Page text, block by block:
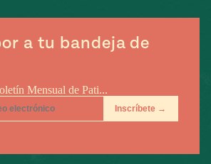
#MustEat
a tu bandeja de